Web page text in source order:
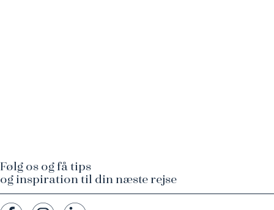
Følg os og få tips
og inspiration til din næste rejse